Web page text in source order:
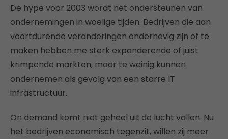
De hype voor 2003 wordt het ondersteunen van
ondernemingen in woelige tijden. Bedrijven die aan
voortdurende veranderingen onderhevig zijn of te
maken hebben me sterk expanderende of juist
krimpende markten, maar te weinig kunnen
ondernemen als gevolg van een starre IT
infrastructuur.
On demand komt niet geheel uit de lucht vallen. Nu
het bedrijven economisch tegenzit, willen zij meer